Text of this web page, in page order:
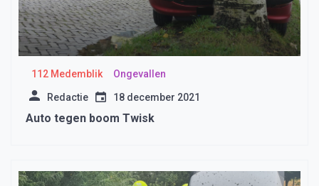
112 Medemblik Ongevallen
Redactie 18 december 2021
Auto tegen boom Twisk